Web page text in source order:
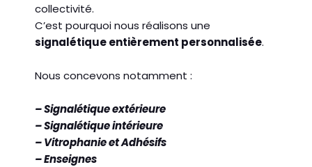
collectivité.
C’est pourquoi nous réalisons une
signalétique entièrement personnalisée.
Nous concevons notamment :
– Signalétique extérieure
– Signalétique intérieure
– Vitrophanie et Adhésifs
– Enseignes